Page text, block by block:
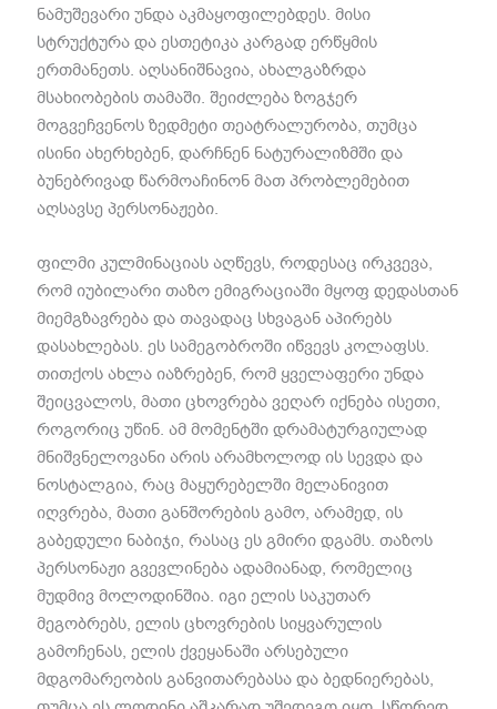
ნამუშევარი უნდა აკმაყოფილებდეს. მისი
სტრუქტურა და ესთეტიკა კარგად ერწყმის
ერთმანეთს. აღსანიშნავია, ახალგაზრდა
მსახიობების თამაში. შეიძლება ზოგჯერ
მოგვეჩვენოს ზედმეტი თეატრალურობა, თუმცა
ისინი ახერხებენ, დარჩნენ ნატურალიზმში და
ბუნებრივად წარმოაჩინონ მათ პრობლემებით
აღსავსე პერსონაჟები.
ფილმი კულმინაციას აღწევს, როდესაც ირკვევა,
რომ იუბილარი თაზო ემიგრაციაში მყოფ დედასთან
მიემგზავრება და თავადაც სხვაგან აპირებს
დასახლებას. ეს სამეგობროში იწვევს კოლაფსს.
თითქოს ახლა იაზრებენ, რომ ყველაფერი უნდა
შეიცვალოს, მათი ცხოვრება ვეღარ იქნება ისეთი,
როგორიც უწინ. ამ მომენტში დრამატურგიულად
მნიშვნელოვანი არის არამხოლოდ ის სევდა და
ნოსტალგია, რაც მაყურებელში მელანივით
იღვრება, მათი განშორების გამო, არამედ, ის
გაბედული ნაბიჯი, რასაც ეს გმირი დგამს. თაზოს
პერსონაჟი გვევლინება ადამიანად, რომელიც
მუდმივ მოლოდინშია. იგი ელის საკუთარ
მეგობრებს, ელის ცხოვრების სიყვარულის
გამოჩენას, ელის ქვეყანაში არსებული
მდგომარეობის განვითარებასა და ბედნიერებას,